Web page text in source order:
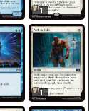
1
1